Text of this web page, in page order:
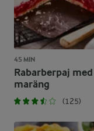
45 MIN
Rabarberpaj med
maräng
(125)